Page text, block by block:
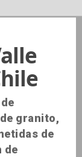
granito,
de
de